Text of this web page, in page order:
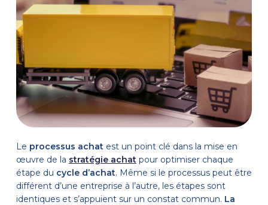
Le processus achat est un point clé dans la mise en
œuvre de la stratégie achat pour optimiser chaque
étape du cycle d’achat. Même si le processus peut être
différent d’une entreprise à l’autre, les étapes sont
identiques et s’appuient sur un constat commun. La